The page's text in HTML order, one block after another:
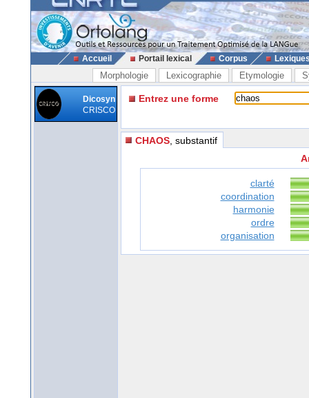
Accueil Portail lexical Corpus
Morphologie Lexicographie Etymologie
Dicosyn
CRISCO
Entrez une forme
CHAOS , substantif
clarté
coordination
harmonie
ordre
organisation